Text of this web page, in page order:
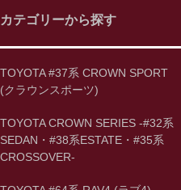
カテゴリーから探す
TOYOTA #37系 CROWN SPORT
(クラウンスポーツ)
TOYOTA CROWN SERIES -#32系
SEDAN・#38系ESTATE・#35系
CROSSOVER-